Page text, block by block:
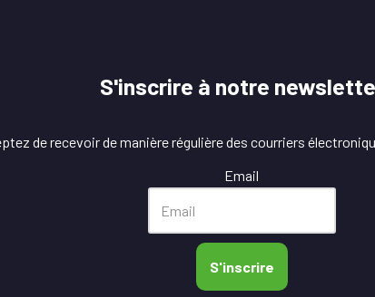
S'inscrire à notre
de recevoir de manière régulière des courriers
Email
S'inscrire